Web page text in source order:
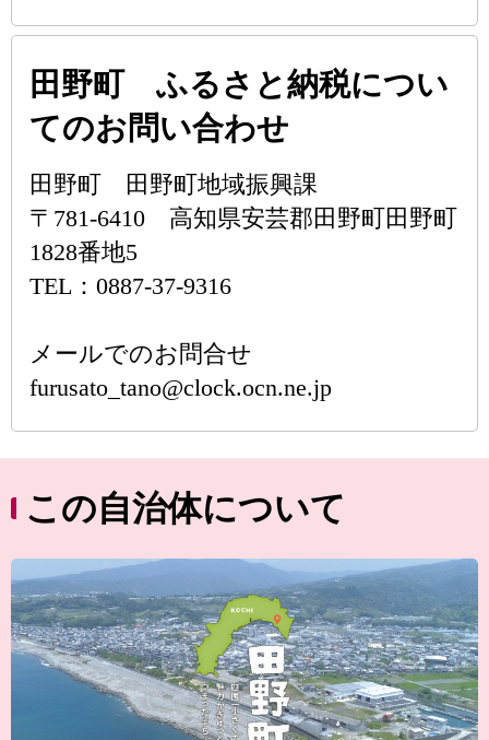
田野町 ふるさと納税につい
てのお問い合わせ
田野町 田野町地域振興課
〒781-6410 高知県安芸郡田野町田野町
1828番地5
TEL：0887-37-9316
メールでのお問合せ
furusato_tano@clock.ocn.ne.jp
この自治体について